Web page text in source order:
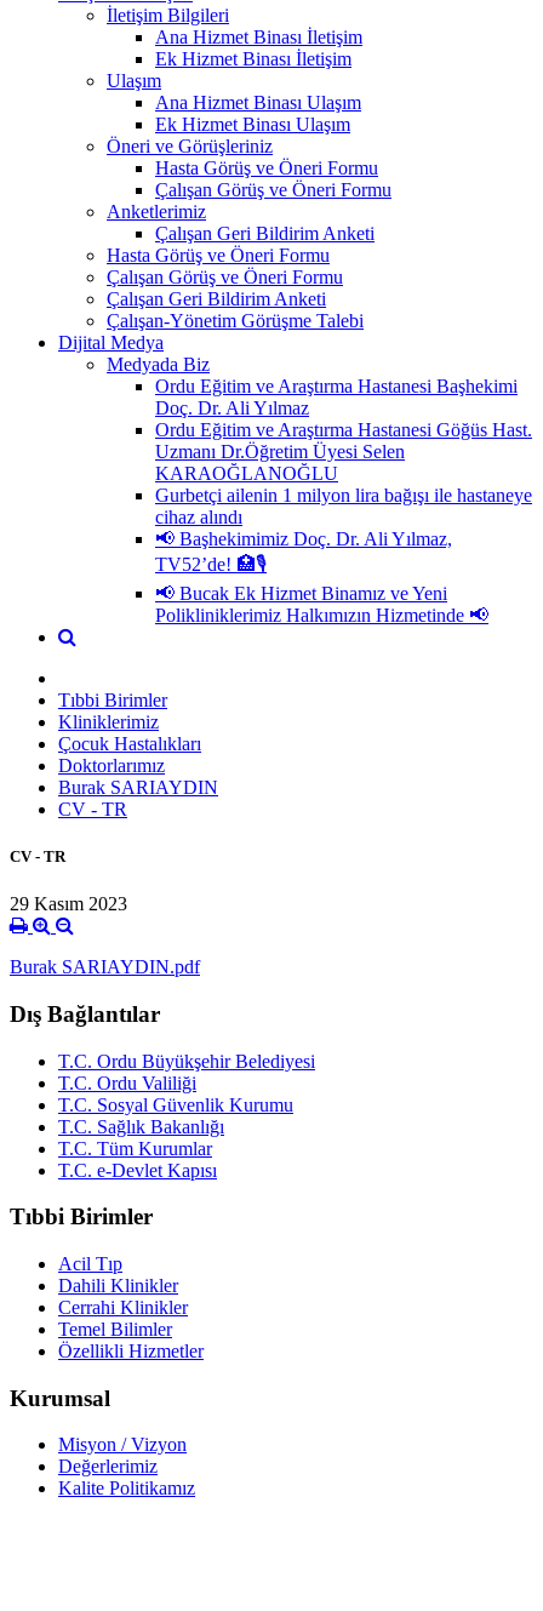
İletişim Bilgileri
Ana Hizmet Binası İletişim
Ek Hizmet Binası İletişim
Ulaşım
Ana Hizmet Binası Ulaşım
Ek Hizmet Binası Ulaşım
Öneri ve Görüşleriniz
Hasta Görüş ve Öneri Formu
Çalışan Görüş ve Öneri Formu
Anketlerimiz
Çalışan Geri Bildirim Anketi
Hasta Görüş ve Öneri Formu
Çalışan Görüş ve Öneri Formu
Çalışan Geri Bildirim Anketi
Çalışan-Yönetim Görüşme Talebi
Dijital Medya
Medyada Biz
Ordu Eğitim ve Araştırma Hastanesi Başhekimi
Doç. Dr. Ali Yılmaz
Ordu Eğitim ve Araştırma Hastanesi Göğüs Hast.
Uzmanı Dr.Öğretim Üyesi Selen
KARAOĞLANOĞLU
Gurbetçi ailenin 1 milyon lira bağışı ile hastaneye
cihaz alındı
📢 Başhekimimiz Doç. Dr. Ali Yılmaz,
TV52’de! 🏥🎙
📢 Bucak Ek Hizmet Binamız ve Yeni
Polikliniklerimiz Halkımızın Hizmetinde 📢
Tıbbi Birimler
Kliniklerimiz
Çocuk Hastalıkları
Doktorlarımız
Burak SARIAYDIN
CV - TR
CV - TR
29 Kasım 2023
Burak SARIAYDIN.pdf
Dış Bağlantılar
T.C. Ordu Büyükşehir Belediyesi
T.C. Ordu Valiliği
T.C. Sosyal Güvenlik Kurumu
T.C. Sağlık Bakanlığı
T.C. Tüm Kurumlar
T.C. e-Devlet Kapısı
Tıbbi Birimler
Acil Tıp
Dahili Klinikler
Cerrahi Klinikler
Temel Bilimler
Özellikli Hizmetler
Kurumsal
Misyon / Vizyon
Değerlerimiz
Kalite Politikamız